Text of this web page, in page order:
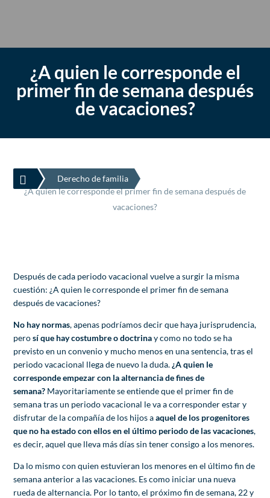
¿A quien le corresponde el
primer fin de semana después
de vacaciones?

Derecho de familia
¿A quien le corresponde el primer fin de semana después de
vacaciones?
Después de cada periodo vacacional vuelve a surgir la misma
cuestión: ¿A quien le corresponde el primer fin de semana
después de vacaciones?
No hay normas, apenas podríamos decir que haya jurisprudencia,
perosí que hay costumbre o doctrinay como no todo se ha
previsto en un convenio y mucho menos en una sentencia, tras el
periodo vacacional llega de nuevo la duda.¿A quien le
corresponde empezar con la alternancia de fines de
semana? Mayoritariamente se entiende que el primer fin de
semana tras un periodo vacacional le va a corresponder estar y
disfrutar de la compañía de los hijos aaquel de los progenitores
que no ha estado con ellos en el último periodo de las vacaciones,
es decir, aquel que lleva más días sin tener consigo a los menores.
Da lo mismo con quien estuvieran los menores en el último fin de
semana anterior a las vacaciones. Es como iniciar una nueva
rueda de alternancia. Por lo tanto, el próximo fin de semana, 22 y